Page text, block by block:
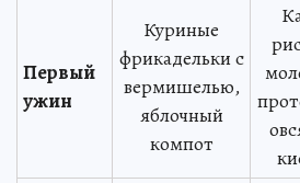
Первый
ужин
Куриные
фрикадельки с
вермишелью,
яблочный
компот